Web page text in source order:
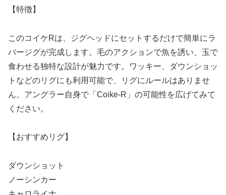
【特徴】
このコイケRは、ジグヘッドにセットするだけで簡単にラ
バージグが完成します。毛のアクションで魚を誘い、玉で
食わせる独特な設計が魅力です。ワッキー、ダウンショッ
トなどのリグにも利用可能で、リグにルールはありませ
ん。アングラー自身で「Coike-R」の可能性を広げてみて
ください。
【おすすめリグ】
ダウンショット
ノーシンカー